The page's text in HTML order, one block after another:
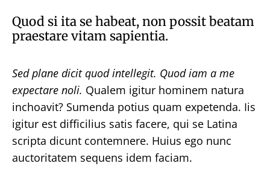
Quod si ita se habeat, non possit beatam
praestare vitam sapientia.
Sed plane dicit quod intellegit. Quod iam a me
expectare noli. Qualem igitur hominem natura
inchoavit? Sumenda potius quam expetenda. Iis
igitur est difficilius satis facere, qui se Latina
scripta dicunt contemnere. Huius ego nunc
auctoritatem sequens idem faciam.